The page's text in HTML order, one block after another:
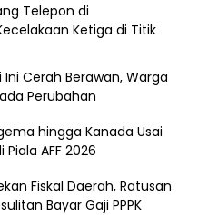
Telepon di
Ketiga di Titik
Cerah Berawan, Warga
Perubahan
hingga Kanada Usai
AFF 2026
Fiskal Daerah, Ratusan
Bayar Gaji PPPK